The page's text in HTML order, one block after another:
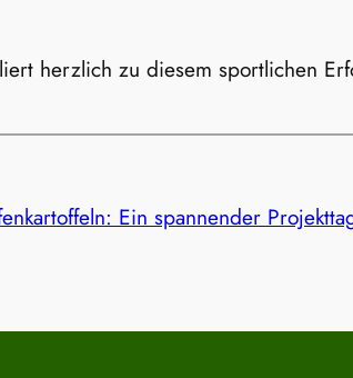
herzlich zu diesem sportlichen
Ein spannender